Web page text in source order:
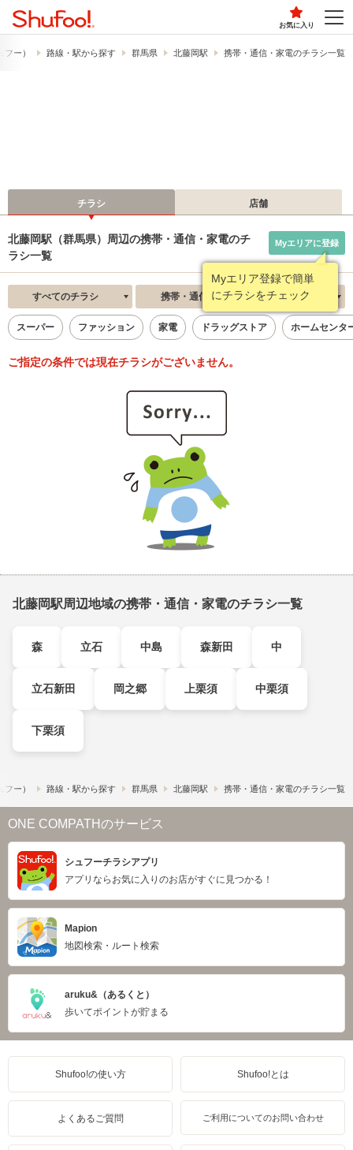
お気に入り
ー） 路線・駅から探す 群馬県 北藤岡駅 携帯・通信・家電のチラシ一覧
チラシ 店舗
北藤岡駅（群馬県）周辺の携帯・通信・家電のチ
ラシ一覧
Myエリア登録で簡単
にチラシをチェック
Myエリアに登録
すべてのチラシ 携帯・通信・家電 新着順
スーパー ファッション 家電 ドラッグストア ホームセンタ
ご指定の条件では現在チラシがございません。
北藤岡駅周辺地域の携帯・通信・家電のチラシ一覧
森 立石 中島 森新田 中
立石新田 岡之郷 上栗須 中栗須
下栗須
ー） 路線・駅から探す 群馬県 北藤岡駅 携帯・通信・家電のチラシ一覧
ONE COMPATHのサービス
シュフーチラシアプリ
アプリならお気に入りのお店がすぐに見つかる！
Mapion
地図検索・ルート検索
aruku&（あるくと）
歩いてポイントが貯まる
Shufoo!の使い方 Shufoo!とは
よくあるご質問 ご利用についてのお問い合わせ